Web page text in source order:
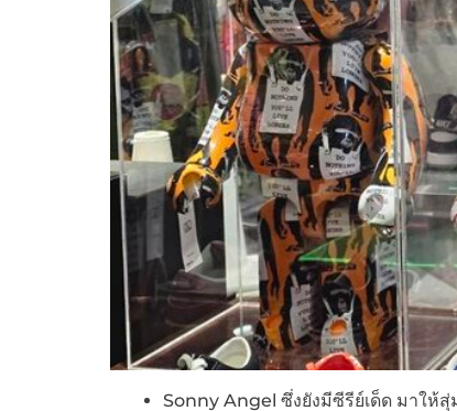
Sonny Angel ซึ่งยังมีซีรีย์เด็ด มาให้